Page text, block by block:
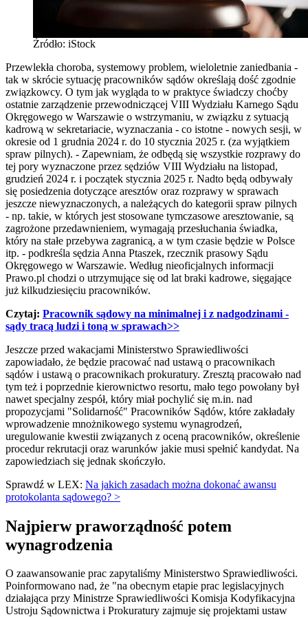
Źródło: iStock
Przewlekła choroba, systemowy problem, wieloletnie zaniedbania -
tak w skrócie sytuację pracowników sądów określają dość zgodnie
związkowcy. O tym jak wygląda to w praktyce świadczy choćby
ostatnie zarządzenie przewodniczącej VIII Wydziału Karnego Sądu
Okręgowego w Warszawie o wstrzymaniu, w związku z sytuacją
kadrową w sekretariacie, wyznaczania - co istotne - nowych sesji, w
okresie od 1 grudnia 2024 r. do 10 stycznia 2025 r. (za wyjątkiem
spraw pilnych). - Zapewniam, że odbędą się wszystkie rozprawy do
tej pory wyznaczone przez sędziów VIII Wydziału na listopad,
grudzień 2024 r. i początek stycznia 2025 r. Nadto będą odbywały
się posiedzenia dotyczące aresztów oraz rozprawy w sprawach
jeszcze niewyznaczonych, a należących do kategorii spraw pilnych
- np. takie, w których jest stosowane tymczasowe aresztowanie, są
zagrożone przedawnieniem, wymagają przesłuchania świadka,
który na stałe przebywa zagranicą, a w tym czasie będzie w Polsce
itp. - podkreśla sędzia Anna Ptaszek, rzecznik prasowy Sądu
Okręgowego w Warszawie. Według nieoficjalnych informacji
Prawo.pl chodzi o utrzymujące się od lat braki kadrowe, sięgające
już kilkudziesięciu pracowników.
Czytaj: Pracownik sądowy na minimalnej i z nadgodzinami -
sądy tracą ludzi i toną w sprawach>>
Jeszcze przed wakacjami Ministerstwo Sprawiedliwości
zapowiadało, że będzie pracować nad ustawą o pracownikach
sądów i ustawą o pracownikach prokuratury. Zresztą pracowało nad
tym też i poprzednie kierownictwo resortu, mało tego powołany był
nawet specjalny zespół, który miał pochylić się m.in. nad
propozycjami "Solidarność" Pracowników Sądów, które zakładały
wprowadzenie mnożnikowego systemu wynagrodzeń,
uregulowanie kwestii związanych z oceną pracowników, określenie
procedur rekrutacji oraz warunków jakie musi spełnić kandydat. Na
zapowiedziach się jednak skończyło.
Sprawdź w LEX: Na jakich zasadach można dokonać awansu
protokolanta sądowego? >
Najpierw praworządność potem
wynagrodzenia
O zaawansowanie prac zapytaliśmy Ministerstwo Sprawiedliwości.
Poinformowano nad, że "na obecnym etapie prac legislacyjnych
działająca przy Ministrze Sprawiedliwości Komisja Kodyfikacyjna
Ustroju Sądownictwa i Prokuratury zajmuje się projektami ustaw